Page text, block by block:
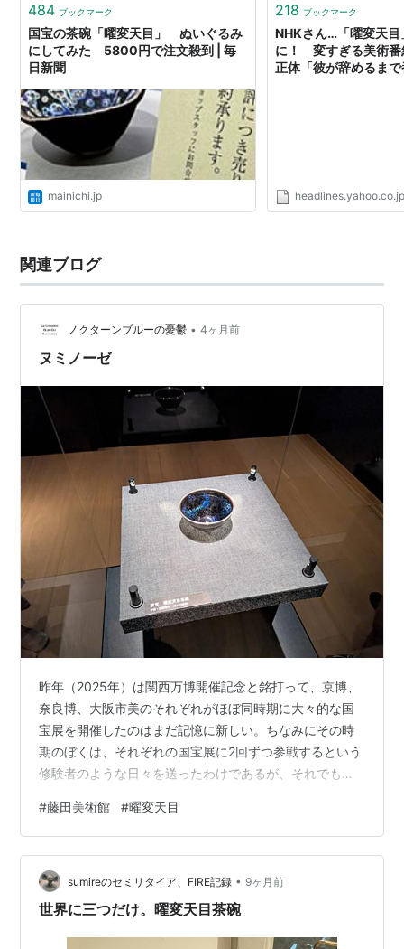
484 ブックマーク
国宝の茶碗「曜変天目」 ぬいぐるみ
にしてみた 5800円で注文殺到 | 毎
日新聞
mainichi.jp
218 ブックマーク
NHKさん…「曜変天目
に！ 変すぎる美術番
正体「彼が辞めるま
関連ブログ
ノクターンブルーの憂鬱 • 4ヶ月前
ヌミノーゼ
昨年（2025年）は関西万博開催記念と銘打って、京博、
奈良博、大阪市美のそれぞれがほぼ同時期に大々的な国
宝展を開催したのはまだ記憶に新しい。ちなみにその時
期のぼくは、それぞれの国宝展に2回ずつ参戦するという
修験者のような日々を送ったわけであるが、それでも見
茶碗である。 制作自体は宋代の中国だが、その後日本に
伝わり、室町時代にはすでに唐物（中国伝来の物）の中
でも最高峰と位置づけられていたと伝わっている。そん
な経緯もさることながら、真作と認められた世界で3つし
かない曜変天目が、3つとも日本にあるという事実。そし
#藤田美術館 #曜変天目
sumireのセミリタイア、FIRE記録 • 9ヶ月前
世界に三つだけ。曜変天目茶碗